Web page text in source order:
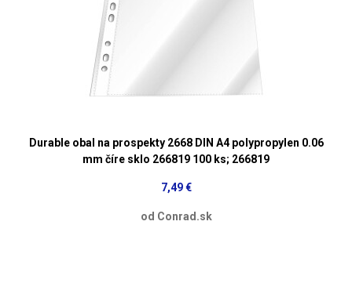
Durable obal na prospekty 2668 DIN A4 polypropylen 0.06
mm číre sklo 266819 100 ks; 266819
7,49 €
od Conrad.sk